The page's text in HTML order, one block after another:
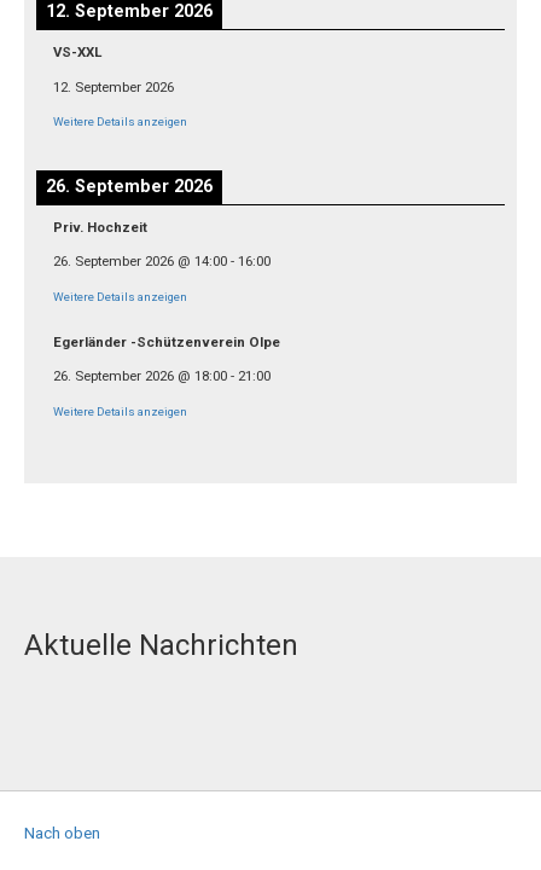
12. September 2026
VS-XXL
12. September 2026
Weitere Details anzeigen
26. September 2026
Priv. Hochzeit
26. September 2026 @ 14:00 - 16:00
Weitere Details anzeigen
Egerländer -Schützenverein Olpe
26. September 2026 @ 18:00 - 21:00
Weitere Details anzeigen
Aktuelle Nachrichten
Nach oben